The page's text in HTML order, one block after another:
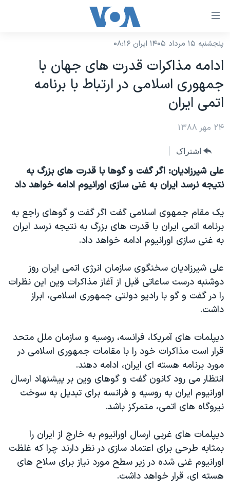
لینکهای
دسترسی
جهش
محتوای
اصلی
به
صفحه
جهش
به
نسخه سبک وب‌سایت
موضوع ها
ایران
آمریکا
جهان
ورزشی
گزیده‌ها
ویدیوها
فرهنگ و زندگی
علم و فناوری
اسرائیل در جنگ
گالری عکس
آرشیو پخش زنده
برنامه های تلویزیونی
جدول برنامه ها
صفحه‌های ویژه
جام جهانی ۲۰۲۶
عملیات خشم حماسی
بایگانی برنامه‌های تلویزیونی
مستندها
حمله جمهوری اسلامی به اسرائیل
رمز مهسا
ورزش زنان در ایران
اعتراضات زن، زندگی، آزادی
مجموعه مستندهای دادخواهی
تریبونال مردمی آبان ۹۸
دادگاه حمید نوری
چهل سال گروگان‌گیری
اعتراضات مردمی آبان ۹۸
اسرائیل در جنگ
نرگس محمدی برنده جایزه نوبل صلح
فرکانس‌های صدای آمریکا
پخش رادیویی
یادگیری زبان انگلیسی
دنبال کنید
زبانهای مختلف
پنجشنبه ۱۵ مرداد ۱۴۰۵ ایران ۰۸:۱۶
ادامه مذاکرات قدرت های جهان با
جمهوری اسلامی در ارتباط با برنامه
اتمی ايران
۲۴ مهر ۱۳۸۸
اشتراک
علی شيرزاديان: اگر گفت و گوها با قدرت های بزرگ به
نتيجه نرسد ايران به غنی سازی اورانيوم ادامه خواهد داد
يک مقام جمهوی اسلامی گفت اگر گفت و گوهای راجع به
برنامه اتمی ايران با قدرت های بزرگ به نتيجه نرسد ايران
به غنی سازی اورانيوم ادامه خواهد داد.
علی شيرزاديان سخنگوی سازمان انرژی اتمی ايران روز
دوشنبه درست ساعاتی قبل از آغاز مذاکرات وين اين نظرات
را در گفت و گو با راديو دولتی جمهوری اسلامی، ابراز
داشت.
ديپلمات های آمريکا، فرانسه، روسيه و سازمان ملل متحد
قرار است مذاکرات خود را با مقامات جمهوری اسلامی در
مورد برنامه هسته ای ايران، ادامه دهند.
انتظار می رود کانون گفت و گوهای وين بر پيشنهاد ارسال
اورانيوم ايران به روسيه و فرانسه برای تبديل به سوخت
نيروگاه های اتمی، متمرکز باشد.
ديپلمات های غربی ارسال اورانيوم به خارج از ايران را
بمثابه طرحی برای اعتماد سازی در نظر دارند چرا که غلظت
اورانيوم غنی شده در زير سطح مورد نياز برای سلاح های
هسته ای، قرار خواهد داشت.